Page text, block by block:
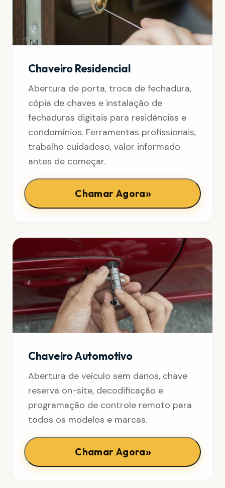
Chaveiro Residencial
Abertura de porta, troca de fechadura,
cópia de chaves e instalação de
fechaduras digitais para residências e
condomínios. Ferramentas profissionais,
trabalho cuidadoso, valor informado
antes de começar.
Chamar Agora»
Chaveiro Automotivo
Abertura de veículo sem danos, chave
reserva on-site, decodificação e
programação de controle remoto para
todos os modelos e marcas.
Chamar Agora»